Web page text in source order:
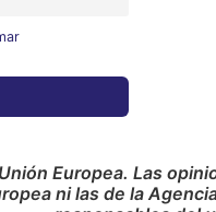
Europea. Las
ni las de la